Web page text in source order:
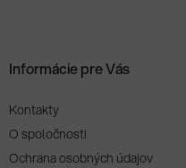
Informácie pre Vás
Kontakty
O spoločnosti
Ochrana osobných údajov